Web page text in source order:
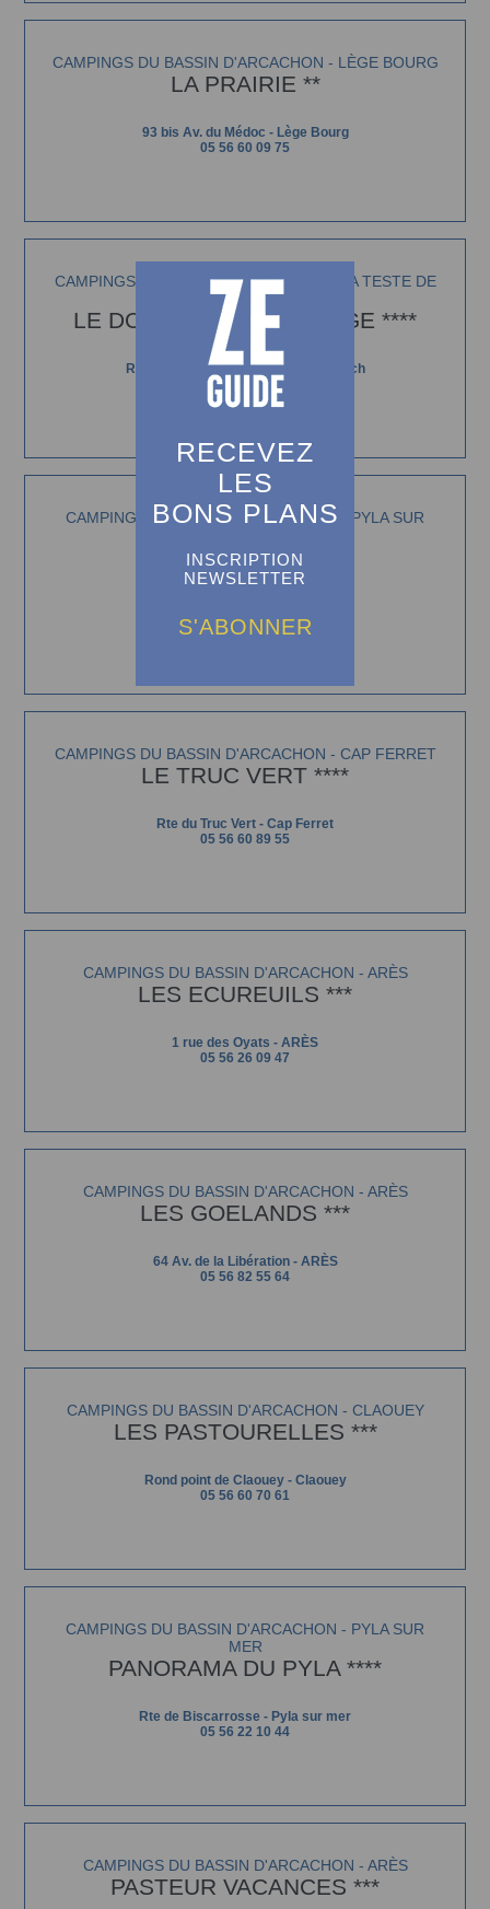
RECEVEZ
LES
BONS PLANS
INSCRIPTION
NEWSLETTER
S'ABONNER
CAMPINGS DU BASSIN D'ARCACHON - LÈGE BOURG
LA PRAIRIE **
93 bis Av. du Médoc - Lège Bourg
05 56 60 09 75
CAMPINGS DU BASSIN D'ARCACHON - LA TESTE DE
BUCH
LE DOMAINE DE LA FORGE ****
Route de Sanguinet - La Teste de Buch
05 56 66 07 72
CAMPINGS DU BASSIN D'ARCACHON - PYLA SUR
LE PETIT NICE ****
05 56 22 74 03
CAMPINGS DU BASSIN D'ARCACHON - CAP FERRET
LE TRUC VERT ****
Rte du Truc Vert - Cap Ferret
05 56 60 89 55
CAMPINGS DU BASSIN D'ARCACHON - ARÈS
LES ECUREUILS ***
1 rue des Oyats - ARÈS
05 56 26 09 47
CAMPINGS DU BASSIN D'ARCACHON - ARÈS
LES GOELANDS ***
64 Av. de la Libération - ARÈS
05 56 82 55 64
CAMPINGS DU BASSIN D'ARCACHON - CLAOUEY
LES PASTOURELLES ***
Rond point de Claouey - Claouey
05 56 60 70 61
CAMPINGS DU BASSIN D'ARCACHON - PYLA SUR
MER
PANORAMA DU PYLA ****
Rte de Biscarrosse - Pyla sur mer
05 56 22 10 44
CAMPINGS DU BASSIN D'ARCACHON - ARÈS
PASTEUR VACANCES ***